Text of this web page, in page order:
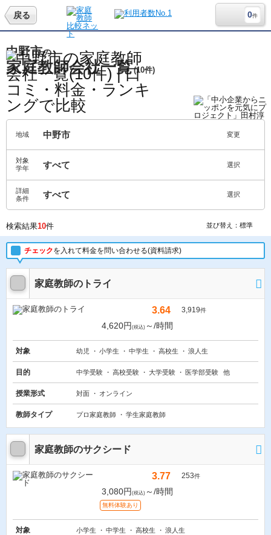
戻る 0件
中野市の
家庭教師会社一覧 (10件)
地域 中野市 変更
対象
学年
すべて 選択
詳細
条件
すべて 選択
検索結果10件 並び替え：標準
チェックを入れて料金を問い合わせる(資料請求)
家庭教師のトライ
3.64 3,919件
4,620円 (税込) ～/時間
対象 幼児 小学生 中学生 高校生 浪人生
目的 中学受験 高校受験 大学受験 医学部受験 他
授業形式 対面 オンライン
教師タイプ プロ家庭教師 学生家庭教師
家庭教師のサクシード
3.77 253件
3,080円 (税込) ～/時間
無料体験あり
対象 小学生 中学生 高校生 浪人生